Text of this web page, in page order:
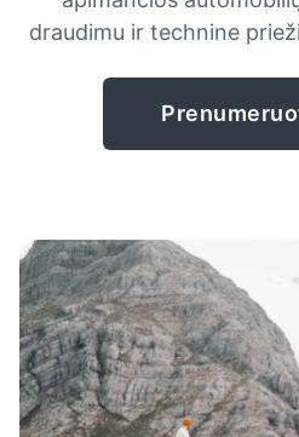
draudimu ir technine